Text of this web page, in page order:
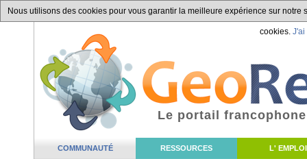
Nous utilisons des cookies pour vous garantir la meilleure expérience sur
cookies. J'ai
COMMUNAUTÉ RESSOURCES L' EMPLOI
Le portail